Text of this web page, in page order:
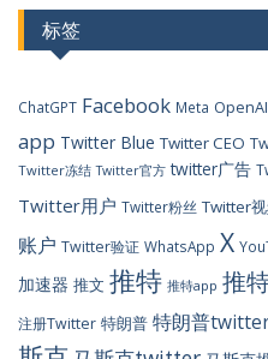
标签
ChatGPT Facebook Meta OpenAI
app Twitter Blue Twitter CEO
Twitter冻结 Twitter官方 twitter广告
Twitter用户 Twitter粉丝 Twitter
账户 Twitter验证 WhatsApp X
加速器 推文 推特 推特app 推
注册Twitter 特朗普 特朗普